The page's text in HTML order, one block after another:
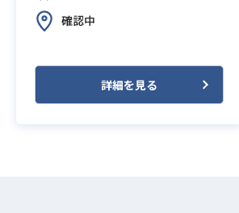
zon Web Services)
確認中
詳細を見る